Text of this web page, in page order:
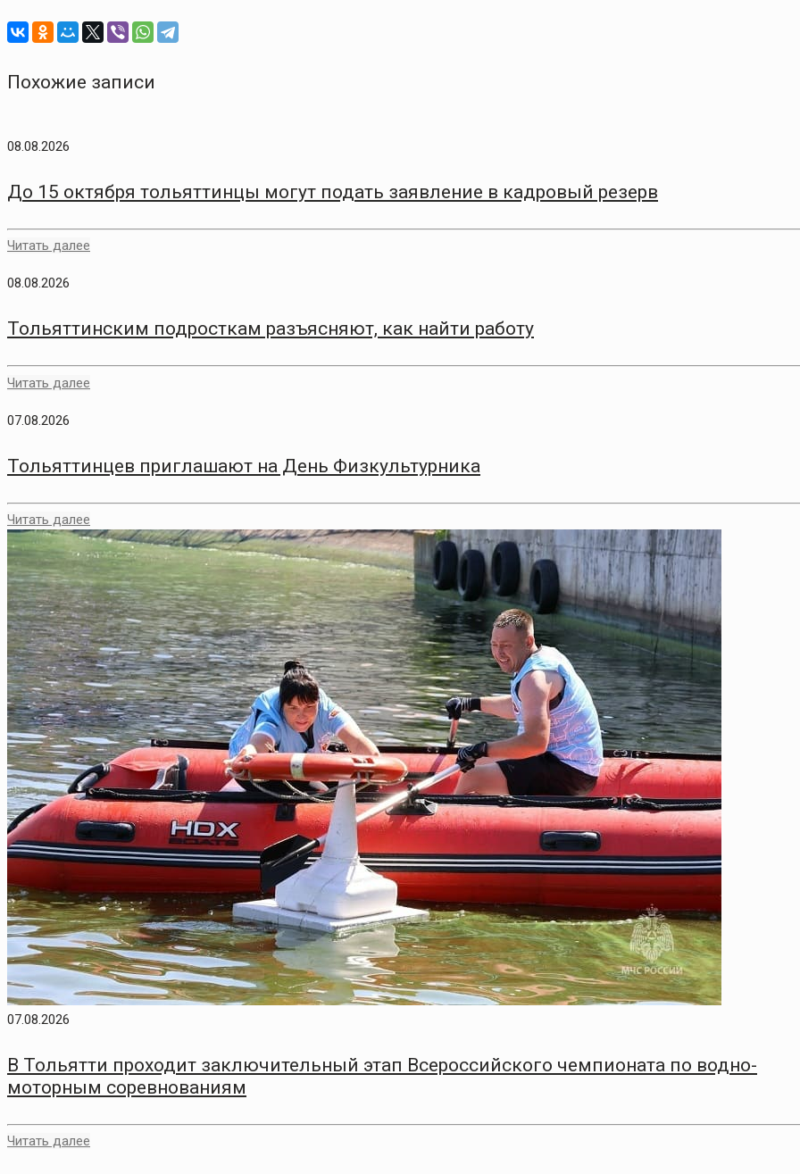
Похожие записи
08.08.2026
До 15 октября тольяттинцы могут подать заявление в кадровый резерв
Читать далее
08.08.2026
Тольяттинским подросткам разъясняют, как найти работу
Читать далее
07.08.2026
Тольяттинцев приглашают на День Физкультурника
Читать далее
07.08.2026
В Тольятти проходит заключительный этап Всероссийского чемпионата по водно-
моторным соревнованиям
Читать далее